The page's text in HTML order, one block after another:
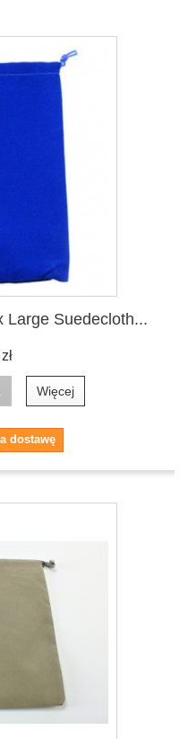
Large Suedecloth...
Więcej
dostawę